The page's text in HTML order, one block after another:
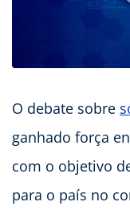
O debate sobre
ganhado força
com o objetivo
para o país no